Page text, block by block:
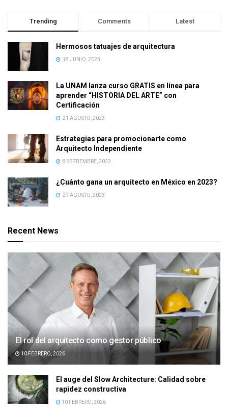
Trending Comments Latest
Hermosos tatuajes de arquitectura
18 JUNIO, 2023
La UNAM lanza curso GRATIS en línea para
aprender “HISTORIA DEL ARTE” con
Certificación
21 AGOSTO, 2023
Estrategias para promocionarte como
Arquitecto Independiente
8 SEPTIEMBRE, 2023
¿Cuánto gana un arquitecto en México en 2023?
29 AGOSTO, 2023
Recent News
El rol del arquitecto como gestor público
10 FEBRERO, 2026
El auge del Slow Architecture: Calidad sobre
rapidez constructiva
10 FEBRERO, 2026